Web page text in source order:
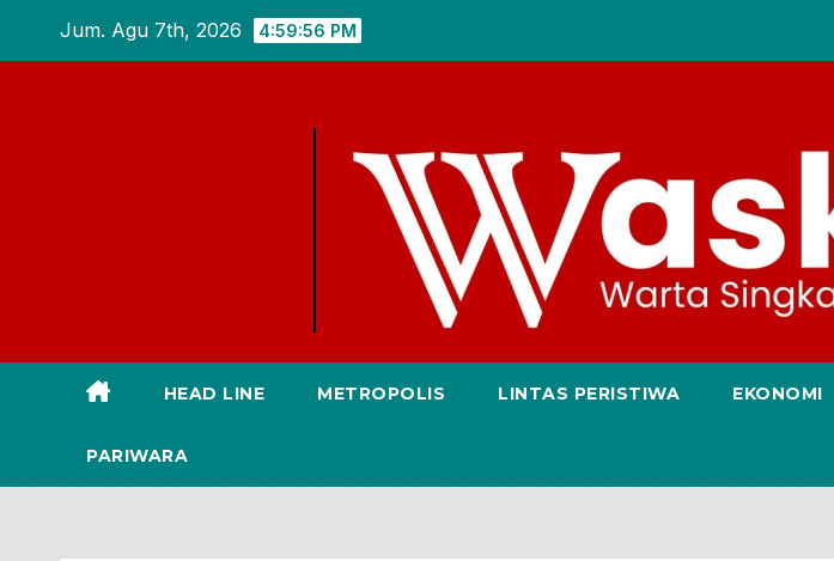
Jum. Agu 7th, 2026 4:59:57 PM
HEAD LINE METROPOLIS LINTAS PERISTIWA EKONOMI
PARIWARA